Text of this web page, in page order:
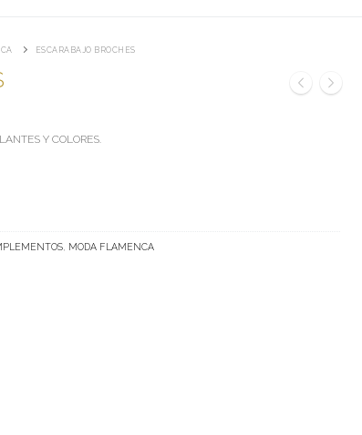
ESCARABAJO BROCHES
Y COLORES.
, MODA FLAMENCA